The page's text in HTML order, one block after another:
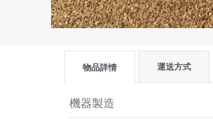
物品詳情 運送方式
機器製造